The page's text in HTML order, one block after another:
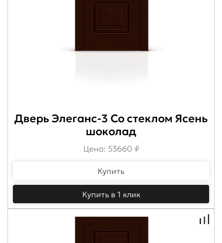
Дверь Элеганс-3 Со стеклом Ясень
шоколад
Цена: 53660 ₽
Купить
Купить в 1 клик